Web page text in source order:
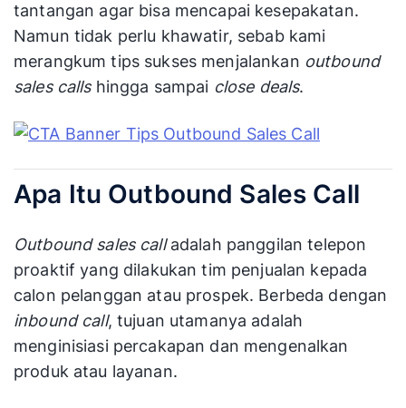
tantangan agar bisa mencapai kesepakatan.
Namun tidak perlu khawatir, sebab kami
merangkum tips sukses menjalankan outbound
sales callshingga sampai close deals.
Apa Itu Outbound Sales Call
Outbound sales calladalah panggilan telepon
proaktif yang dilakukan tim penjualan kepada
calon pelanggan atau prospek. Berbeda dengan
inbound call, tujuan utamanya adalah
menginisiasi percakapan dan mengenalkan
produk atau layanan.